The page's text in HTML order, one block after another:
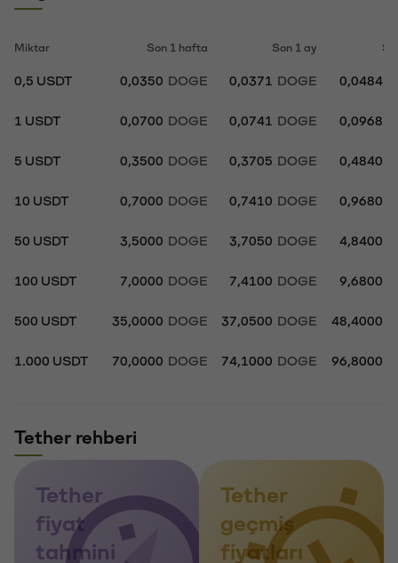
Miktar Son 1 hafta Son 1 ay
0,5 USDT 0,0350 DOGE 0,0371 DOGE 0,0484
1 USDT 0,0700 DOGE 0,0741 DOGE 0,0968
5 USDT 0,3500 DOGE 0,3705 DOGE 0,4840
10 USDT 0,7000 DOGE 0,7410 DOGE 0,9680
50 USDT 3,5000 DOGE 3,7050 DOGE 4,8400
100 USDT 7,0000 DOGE 7,4100 DOGE 9,6800
500 USDT 35,0000 DOGE 37,0500 DOGE 48,4000
1.000 USDT 70,0000 DOGE 74,1000 DOGE 96,8000
Tether rehberi
Tether
fiyat
tahmini
Tether
geçmiş
fiyatları